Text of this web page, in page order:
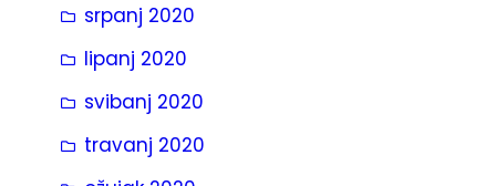
srpanj 2020
lipanj 2020
svibanj 2020
travanj 2020